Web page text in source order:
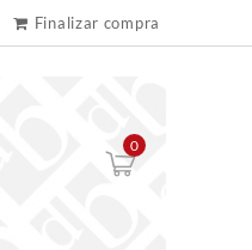
Finalizar compra
0